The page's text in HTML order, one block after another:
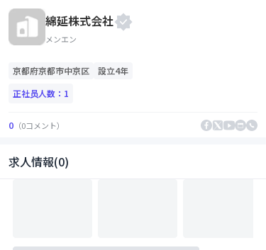
綿延株式会社
メンエン
京都府京都市中京区
設立4年
正社员人数： 1
0 （0コメント）
求人情報(0)